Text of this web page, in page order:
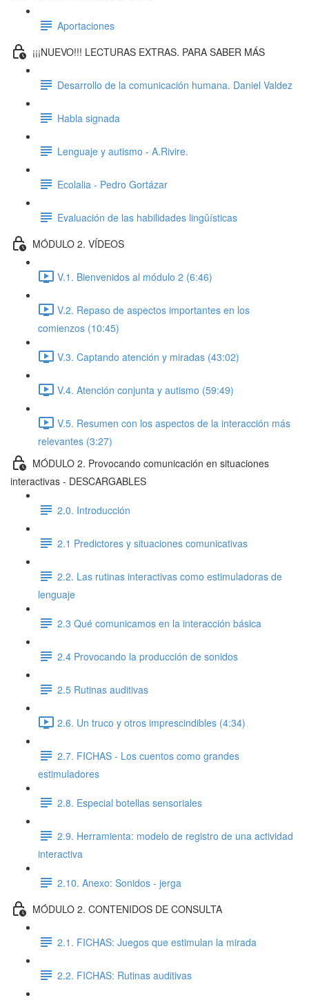
Aportaciones
¡¡¡NUEVO!!! LECTURAS EXTRAS. PARA SABER MÁS
Desarrollo de la comunicación humana. Daniel Valdez
Habla signada
Lenguaje y autismo - A.Rivire.
Ecolalia - Pedro Gortázar
Evaluación de las habilidades lingûísticas
MÓDULO 2. VÍDEOS
V.1. Bienvenidos al módulo 2 (6:46)
V.2. Repaso de aspectos importantes en los
comienzos (10:45)
V.3. Captando atención y miradas (43:02)
V.4. Atención conjunta y autismo (59:49)
V.5. Resumen con los aspectos de la interacción más
relevantes (3:27)
MÓDULO 2. Provocando comunicación en situaciones
interactivas - DESCARGABLES
2.0. Introducción
2.1 Predictores y situaciones comunicativas
2.2. Las rutinas interactivas como estimuladoras de
lenguaje
2.3 Qué comunicamos en la interacción básica
2.4 Provocando la producción de sonidos
2.5 Rutinas auditivas
2.6. Un truco y otros imprescindibles (4:34)
2.7. FICHAS - Los cuentos como grandes
estimuladores
2.8. Especial botellas sensoriales
2.9. Herramienta: modelo de registro de una actividad
interactiva
2.10. Anexo: Sonidos - jerga
MÓDULO 2. CONTENIDOS DE CONSULTA
2.1. FICHAS: Juegos que estimulan la mirada
2.2. FICHAS: Rutinas auditivas